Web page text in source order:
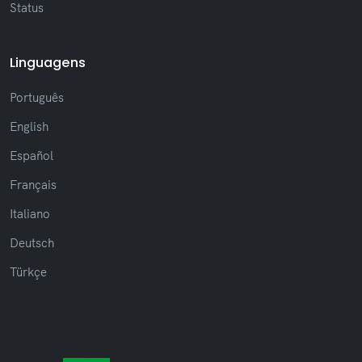
Status
Linguagens
Português
English
Español
Français
Italiano
Deutsch
Türkçe